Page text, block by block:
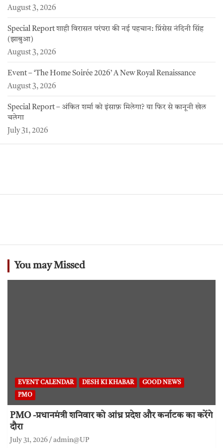
August 3, 2026
Special Report शाही विरासत परंपरा की नई पहचान: प्रिंसेस नंदिनी सिंह
(झाबुआ)
August 3, 2026
Event – ‘The Home Soirée 2026’ A New Royal Renaissance
August 3, 2026
Special Report – अंकित शर्मा को इंसाफ़ मिलेगा? या फिर से कानूनी खेल
चलेगा
July 31, 2026
You may Missed
EVENT CALENDAR DESH KI KHABAR GOOD NEWS
PMO
PMO -प्रधानमंत्री शनिवार को आंध्र प्रदेश और कर्नाटक का करेंगे
दौरा
July 31, 2026 admin@UP